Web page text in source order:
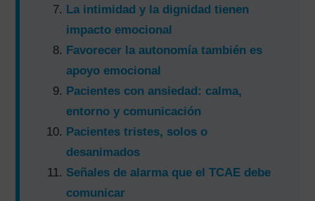
La intimidad y la dignidad tienen
impacto emocional
Favorecer la autonomía también es
apoyo emocional
Pacientes con ansiedad: calma,
entorno y comunicación
Pacientes tristes, solos o
desanimados
Señales de alarma que el TCAE debe
comunicar